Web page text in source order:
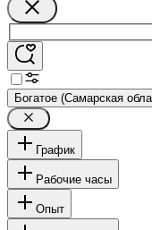
Богатое (Самарская
График
Рабочие часы
Опыт